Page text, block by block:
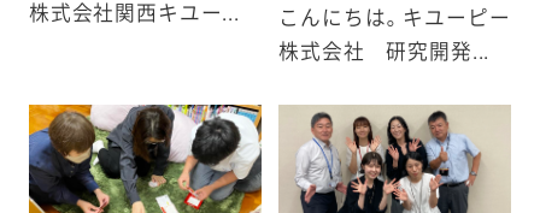
株式会社関西キユー...
こんにちは。キユーピー
株式会社 研究開発...